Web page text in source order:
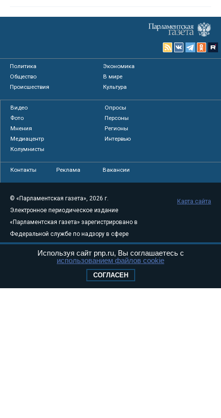
Политика
Экономика
Общество
В мире
Происшествия
Культура
Видео
Опросы
Фото
Персоны
Мнения
Регионы
Медиацентр
Интервью
Колумнисты
Контакты Реклама Вакансии
© «Парламентская газета», 2026 г.
Электронное периодическое издание
«Парламентская газета» зарегистрировано в
Федеральной службе по надзору в сфере
связи, информационных технологий и
массовых коммуникаций (Роскомнадзор) 05
Свидетельство о регистрации Эл № ФС77-
Карта сайта
Используя сайт pnp.ru, Вы соглашаетесь с
использованием файлов cookie
СОГЛАСЕН